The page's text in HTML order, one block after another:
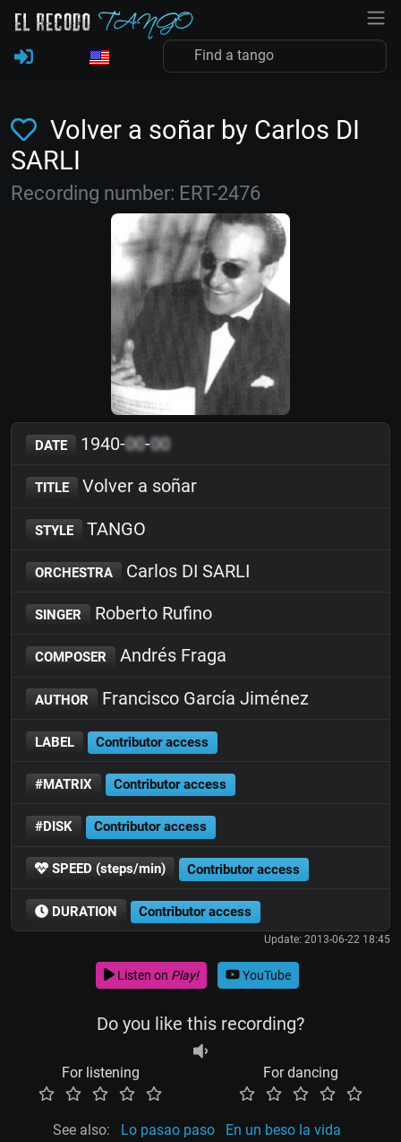
Volver a soñar by Carlos DI
SARLI
Recording number: ERT-2476
DATE 1940-00-00
TITLE Volver a soñar
STYLE TANGO
ORCHESTRA Carlos DI SARLI
SINGER Roberto Rufino
COMPOSER Andrés Fraga
AUTHOR Francisco García Jiménez
LABEL Contributor access
#MATRIX Contributor access
#DISK Contributor access
SPEED (steps/min) Contributor access
DURATION Contributor access
Update: 2013-06-22 18:45
Listen on Play! YouTube
Do you like this recording?
For listening For dancing
See also: Lo pasao paso
En un beso la vida